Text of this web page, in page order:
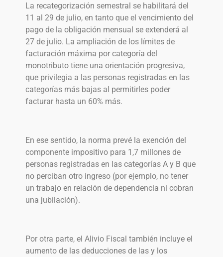
La recategorización semestral se habilitará del
11 al 29 de julio, en tanto que el vencimiento del
pago de la obligación mensual se extenderá al
27 de julio. La ampliación de los límites de
facturación máxima por categoría del
monotributo tiene una orientación progresiva,
que privilegia a las personas registradas en las
categorías más bajas al permitirles poder
facturar hasta un 60% más.
En ese sentido, la norma prevé la exención del
componente impositivo para 1,7 millones de
personas registradas en las categorías A y B que
no perciban otro ingreso (por ejemplo, no tener
un trabajo en relación de dependencia ni cobran
una jubilación).
Por otra parte, el Alivio Fiscal también incluye el
aumento de las deducciones de las y los